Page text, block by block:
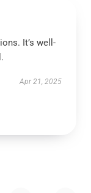
It’s well-
Apr 21, 2025